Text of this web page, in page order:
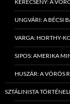
KERECSENY: A
UNGVÁRI: A BÉCSI
VARGA: HORTHY-
SIPOS: AMERIKA
HUSZÁR: A VÖRÖS
SZTÁLINISTA